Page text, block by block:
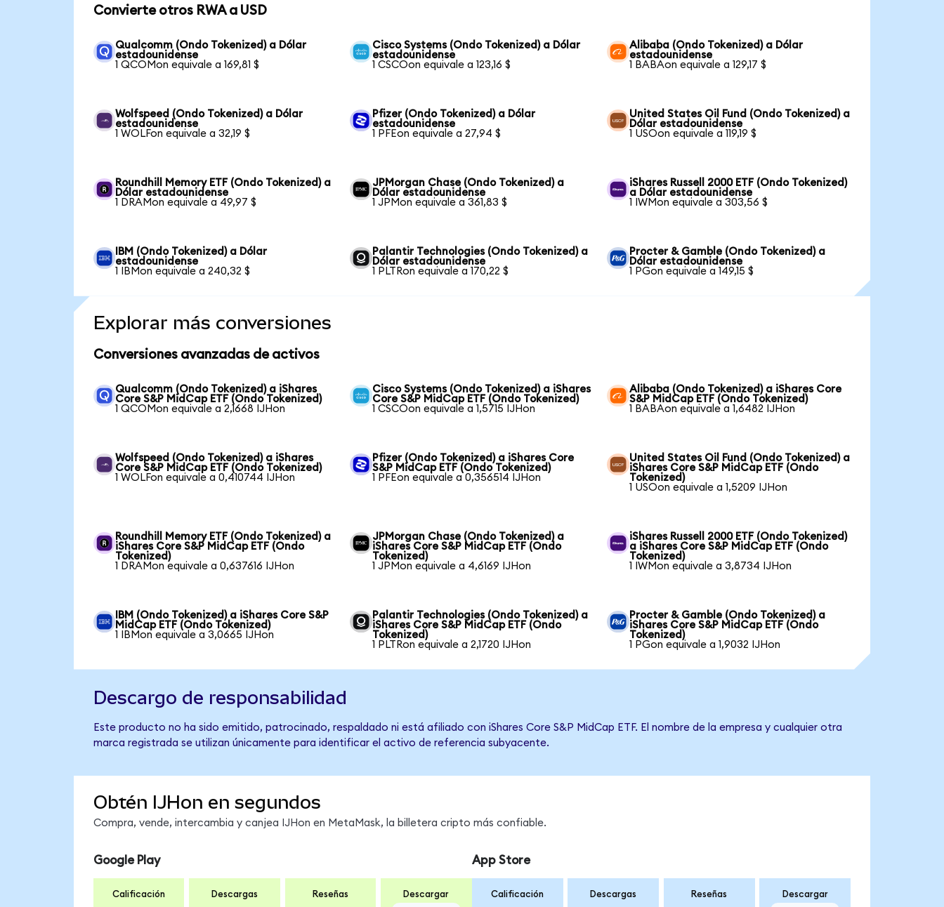
Convierte otros RWA a USD
Qualcomm (Ondo Tokenized) a Dólar
estadounidense
1 QCOMon equivale a 169,81 $
Cisco Systems (Ondo Tokenized) a Dólar
estadounidense
1 CSCOon equivale a 123,16 $
Alibaba (Ondo Tokenized) a Dólar
estadounidense
1 BABAon equivale a 129,17 $
Wolfspeed (Ondo Tokenized) a Dólar
estadounidense
1 WOLFon equivale a 32,19 $
Pfizer (Ondo Tokenized) a Dólar
estadounidense
1 PFEon equivale a 27,94 $
United States Oil Fund (Ondo Tokenized) a
Dólar estadounidense
1 USOon equivale a 119,19 $
Roundhill Memory ETF (Ondo Tokenized) a
Dólar estadounidense
1 DRAMon equivale a 49,97 $
JPMorgan Chase (Ondo Tokenized) a
Dólar estadounidense
1 JPMon equivale a 361,83 $
iShares Russell 2000 ETF (Ondo Tokenized)
a Dólar estadounidense
1 IWMon equivale a 303,56 $
IBM (Ondo Tokenized) a Dólar
estadounidense
1 IBMon equivale a 240,32 $
Palantir Technologies (Ondo Tokenized) a
Dólar estadounidense
1 PLTRon equivale a 170,22 $
Procter & Gamble (Ondo Tokenized) a
Dólar estadounidense
1 PGon equivale a 149,15 $
Explorar más conversiones
Conversiones avanzadas de activos
Qualcomm (Ondo Tokenized) a iShares
Core S&P MidCap ETF (Ondo Tokenized)
1 QCOMon equivale a 2,1668 IJHon
Cisco Systems (Ondo Tokenized) a iShares
Core S&P MidCap ETF (Ondo Tokenized)
1 CSCOon equivale a 1,5715 IJHon
Alibaba (Ondo Tokenized) a iShares Core
S&P MidCap ETF (Ondo Tokenized)
1 BABAon equivale a 1,6482 IJHon
Wolfspeed (Ondo Tokenized) a iShares
Core S&P MidCap ETF (Ondo Tokenized)
1 WOLFon equivale a 0,410744 IJHon
Pfizer (Ondo Tokenized) a iShares Core
S&P MidCap ETF (Ondo Tokenized)
1 PFEon equivale a 0,356514 IJHon
United States Oil Fund (Ondo Tokenized) a
iShares Core S&P MidCap ETF (Ondo
Tokenized)
1 USOon equivale a 1,5209 IJHon
Roundhill Memory ETF (Ondo Tokenized) a
iShares Core S&P MidCap ETF (Ondo
Tokenized)
1 DRAMon equivale a 0,637616 IJHon
JPMorgan Chase (Ondo Tokenized) a
iShares Core S&P MidCap ETF (Ondo
Tokenized)
1 JPMon equivale a 4,6169 IJHon
iShares Russell 2000 ETF (Ondo Tokenized)
a iShares Core S&P MidCap ETF (Ondo
Tokenized)
1 IWMon equivale a 3,8734 IJHon
IBM (Ondo Tokenized) a iShares Core S&P
MidCap ETF (Ondo Tokenized)
1 IBMon equivale a 3,0665 IJHon
Palantir Technologies (Ondo Tokenized) a
iShares Core S&P MidCap ETF (Ondo
Tokenized)
1 PLTRon equivale a 2,1720 IJHon
Procter & Gamble (Ondo Tokenized) a
iShares Core S&P MidCap ETF (Ondo
Tokenized)
1 PGon equivale a 1,9032 IJHon
Descargo de responsabilidad
Este producto no ha sido emitido, patrocinado, respaldado ni está afiliado con iShares Core S&P MidCap ETF. El nombre de la empresa y cualquier otra
marca registrada se utilizan únicamente para identificar el activo de referencia subyacente.
Obtén IJHon en segundos
Compra, vende, intercambia y canjea IJHon en MetaMask, la billetera cripto más confiable.
Google Play
Calificación Descargas Reseñas Descargar
App Store
Calificación Descargas Reseñas Descargar